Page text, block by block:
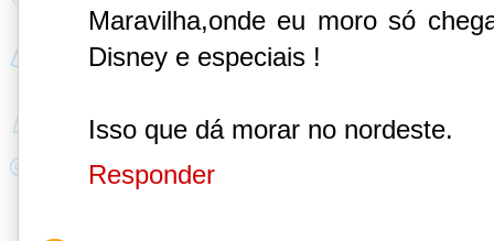
Maravilha,onde eu moro só
Disney e especiais !
Isso que dá morar no nordeste.
Responder